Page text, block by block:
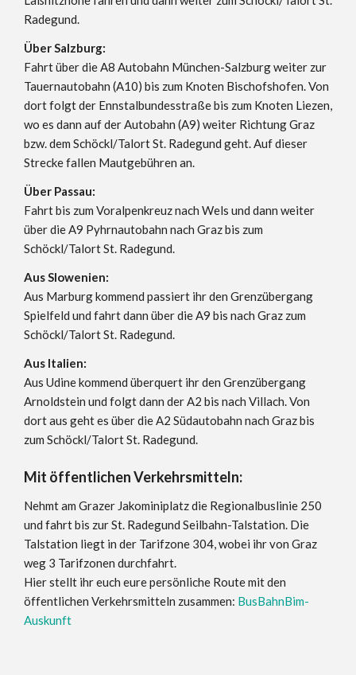
Radegund.
Über Salzburg:
Fahrt über die A8 Autobahn München-Salzburg weiter zur
Tauernautobahn (A10) bis zum Knoten Bischofshofen. Von
dort folgt der Ennstalbundesstraße bis zum Knoten Liezen,
wo es dann auf der Autobahn (A9) weiter Richtung Graz
bzw. dem Schöckl/Talort St. Radegund geht. Auf dieser
Strecke fallen Mautgebühren an.
Über Passau:
Fahrt bis zum Voralpenkreuz nach Wels und dann weiter
über die A9 Pyhrnautobahn nach Graz bis zum
Schöckl/Talort St. Radegund.
Aus Slowenien:
Aus Marburg kommend passiert ihr den Grenzübergang
Spielfeld und fahrt dann über die A9 bis nach Graz zum
Schöckl/Talort St. Radegund.
Aus Italien:
Aus Udine kommend überquert ihr den Grenzübergang
Arnoldstein und folgt dann der A2 bis nach Villach. Von
dort aus geht es über die A2 Südautobahn nach Graz bis
zum Schöckl/Talort St. Radegund.
Mit öffentlichen Verkehrsmitteln:
Nehmt am Grazer Jakominiplatz die Regionalbuslinie 250
und fahrt bis zur St. Radegund Seilbahn-Talstation. Die
Talstation liegt in der Tarifzone 304, wobei ihr von Graz
weg 3 Tarifzonen durchfahrt.
Hier stellt ihr euch eure persönliche Route mit den
öffentlichen Verkehrsmitteln zusammen: BusBahnBim-
Auskunft